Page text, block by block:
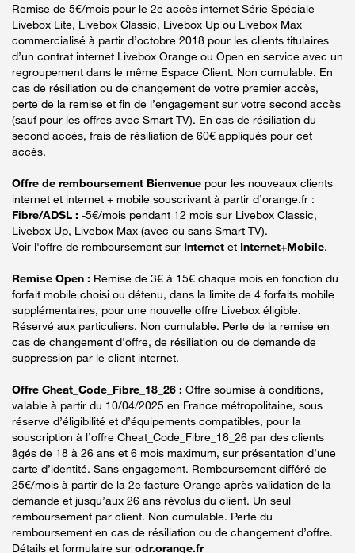
Remise de 5€/mois pour le 2e accès internet Série Spéciale
Livebox Lite, Livebox Classic, Livebox Up ou Livebox Max
commercialisé à partir d’octobre 2018 pour les clients titulaires
d’un contrat internet Livebox Orange ou Open en service avec un
regroupement dans le même Espace Client. Non cumulable. En
cas de résiliation ou de changement de votre premier accès,
perte de la remise et fin de l’engagement sur votre second accès
(sauf pour les offres avec Smart TV). En cas de résiliation du
second accès, frais de résiliation de 60€ appliqués pour cet
accès.
Offre de remboursement Bienvenue pour les nouveaux clients
internet et internet + mobile souscrivant à partir d’orange.fr :
Fibre/ADSL : -5€/mois pendant 12 mois sur Livebox Classic,
Livebox Up, Livebox Max (avec ou sans Smart TV).
Voir l'offre de remboursement sur Internet et Internet+Mobile.
Remise Open : Remise de 3€ à 15€ chaque mois en fonction du
forfait mobile choisi ou détenu, dans la limite de 4 forfaits mobile
supplémentaires, pour une nouvelle offre Livebox éligible.
Réservé aux particuliers. Non cumulable. Perte de la remise en
cas de changement d'offre, de résiliation ou de demande de
suppression par le client internet.
Offre Cheat_Code_Fibre_18_26 : Offre soumise à conditions,
valable à partir du 10/04/2025 en France métropolitaine, sous
réserve d’éligibilité et d’équipements compatibles, pour la
souscription à l’offre Cheat_Code_Fibre_18_26 par des clients
âgés de 18 à 26 ans et 6 mois maximum, sur présentation d’une
carte d’identité. Sans engagement. Remboursement différé de
25€/mois à partir de la 2e facture Orange après validation de la
demande et jusqu’aux 26 ans révolus du client. Un seul
remboursement par client. Non cumulable. Perte du
remboursement en cas de résiliation ou de changement d’offre.
Détails et formulaire sur odr.orange.fr